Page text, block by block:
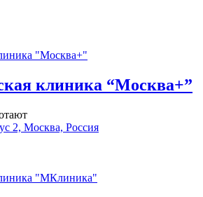
клиника “Москва+”
2, Москва, Россия